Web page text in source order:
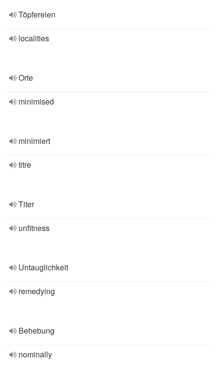
Töpfereien
localities
Orte
minimised
minimiert
titre
Titer
unfitness
Untauglichkeit
remedying
Behebung
nominally